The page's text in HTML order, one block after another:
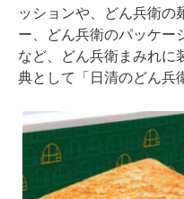
ッションや、どん兵衛の
ー、どん兵衛のパッケー
など、どん兵衛まみれに
典として「日清のどん兵